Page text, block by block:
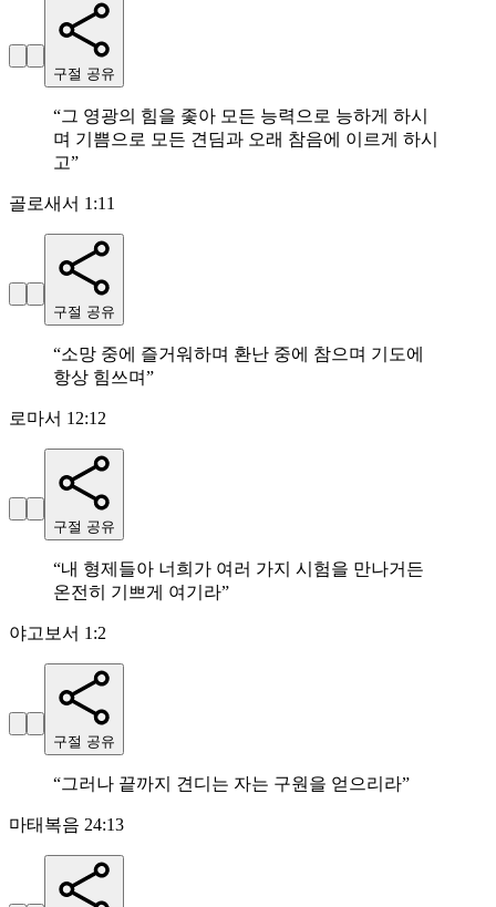
구절 공유
“그 영광의 힘을 좇아 모든 능력으로 능하게 하시
며 기쁨으로 모든 견딤과 오래 참음에 이르게 하시
고”
골로새서 1:11
구절 공유
“소망 중에 즐거워하며 환난 중에 참으며 기도에
항상 힘쓰며”
로마서 12:12
구절 공유
“내 형제들아 너희가 여러 가지 시험을 만나거든
온전히 기쁘게 여기라”
야고보서 1:2
구절 공유
“그러나 끝까지 견디는 자는 구원을 얻으리라”
마태복음 24:13